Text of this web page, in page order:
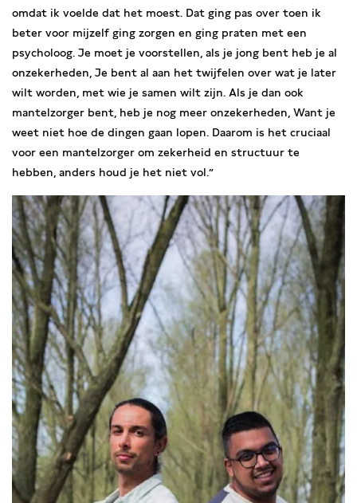
omdat ik voelde dat het moest. Dat ging pas over toen ik
beter voor mijzelf ging zorgen en ging praten met een
psycholoog. Je moet je voorstellen, als je jong bent heb je al
onzekerheden, Je bent al aan het twijfelen over wat je later
wilt worden, met wie je samen wilt zijn. Als je dan ook
mantelzorger bent, heb je nog meer onzekerheden, Want je
weet niet hoe de dingen gaan lopen. Daarom is het cruciaal
voor een mantelzorger om zekerheid en structuur te
hebben, anders houd je het niet vol.”